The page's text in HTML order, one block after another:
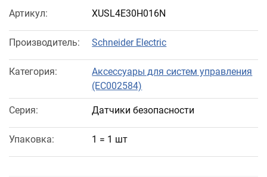
Артикул: XUSL4E30H016N
Производитель: Schneider Electric
Категория:
Аксессуары для систем управления
(EC002584)
Серия: Датчики безопасности
Упаковка: 1 = 1 шт